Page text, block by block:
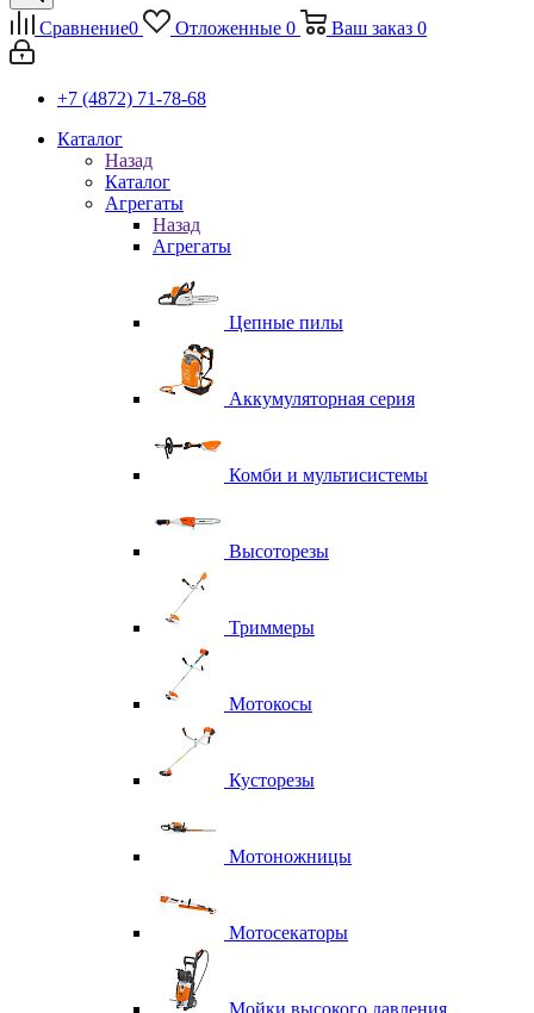
Сравнение0 Отложенные 0 Ваш заказ 0
+7 (4872) 71-78-68
Каталог
Назад
Каталог
Агрегаты
Назад
Агрегаты
Цепные пилы
Аккумуляторная серия
Комби и мультисистемы
Высоторезы
Триммеры
Мотокосы
Кусторезы
Мотоножницы
Мотосекаторы
Мойки высокого давления